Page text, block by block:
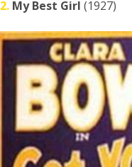
2. My Best Girl (1927)